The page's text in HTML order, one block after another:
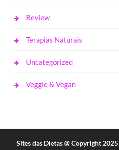
Review
Terapias Naturais
Uncategorized
Veggie & Vegan
Sites das Dietas @ Copyright 2025